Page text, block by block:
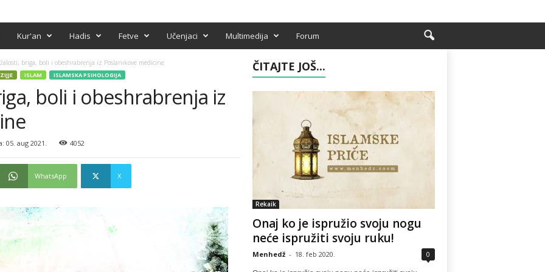
Kur'an Hadis Fetve Učenjaci Multimedija Forum
briga, boli i obeshrabrenja iz Poslanikove medicine
ISLAM ISLAMSKA PSIHOLOGIJA
boli i obeshrabrenja iz
05. aug 2021. 4052
WhatsApp X
ČITAJTE JOŠ...
Rekaik
Onaj ko je ispružio svoju nogu
neće ispružiti svoju ruku!
Menhedž - 18. feb 2020. 0